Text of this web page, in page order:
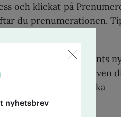
och klickat på
du prenumerationen.
för utskick av Accents
och då tas även
och tekniska
uppgifter.
nyhetsbrev